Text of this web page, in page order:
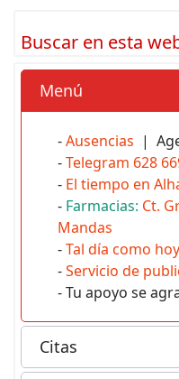
Buscar en esta
Menú
-Ausencias |
-Telegram 628
- El tiempo en
- Farmacias: Ct.
Mandas
-Tal día como
-Servicio de
- Tu apoyo se
Citas